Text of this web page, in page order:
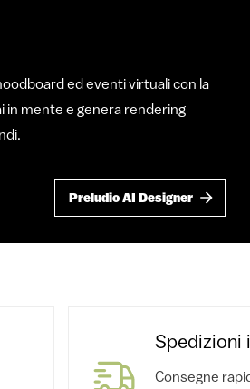
ed eventi virtuali con la
in mente e genera rendering
Preludio AI Designer
Spedizioni
Consegne